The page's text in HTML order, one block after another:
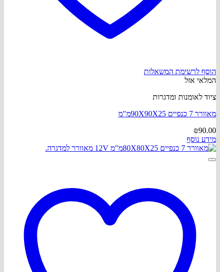
הוסף לרשימת המשאלות
המלאי אזל
ציוד לאומנות ומדגרות
מאוורר 7 כנפיים 90X90X25מ"מ
₪90.00
מידע נוסף